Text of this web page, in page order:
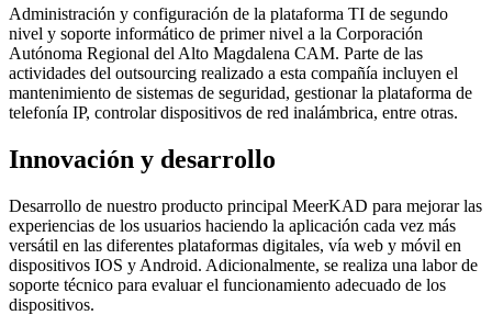
Administración y configuración de la plataforma TI de segundo
nivel y soporte informático de primer nivel a la Corporación
Autónoma Regional del Alto Magdalena CAM. Parte de las
actividades del outsourcing realizado a esta compañía incluyen el
mantenimiento de sistemas de seguridad, gestionar la plataforma de
telefonía IP, controlar dispositivos de red inalámbrica, entre otras.
Innovación y desarrollo
Desarrollo de nuestro producto principal MeerKAD para mejorar las
experiencias de los usuarios haciendo la aplicación cada vez más
versátil en las diferentes plataformas digitales, vía web y móvil en
dispositivos IOS y Android. Adicionalmente, se realiza una labor de
soporte técnico para evaluar el funcionamiento adecuado de los
dispositivos.